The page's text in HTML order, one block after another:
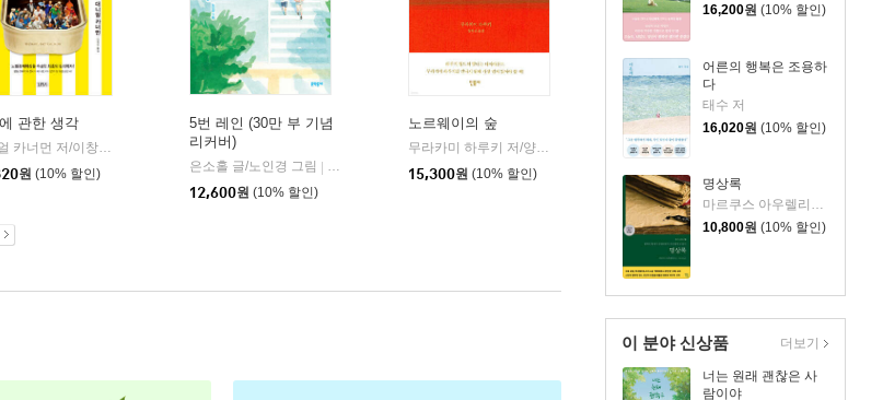
16,200원 (10% 할인)
어른의 행복은 조용하
다
태수 저
16,020원 (10% 할인)
명상록
마르쿠스 아우렐리우스 저/박문재 역
10,800원 (10% 할인)
이 분야 신상품
너는 원래 괜찮은 사
람이야
더보기
관한 생각
대니얼 카너먼 저/이창신 역
원 (10% 할인)
5번 레인 (30만 부 기념
리커버)
은소홀 글/노인경 그림
문학동네
12,600원 (10% 할인)
노르웨이의 숲
무라카미 하루키 저/양억관 역
민음사
15,300원 (10% 할인)